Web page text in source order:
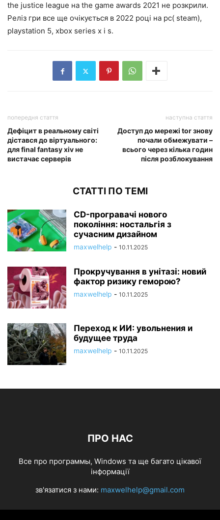
the justice league на the game awards 2021 не розкрили.
Реліз гри все ще очікується в 2022 році на pc( steam),
playstation 5, xbox series x і s.
попередня стаття
Дефіцит в реальному світі
дістався до віртуального:
для final fantasy xiv не
вистачає серверів
наступна стаття
Доступ до мережі tor знову
почали обмежувати –
всього через кілька годин
після розблокування
СТАТТІ ПО ТЕМІ
CD-програвачі нового
покоління: ностальгія з
сучасним дизайном
maxwelhelp - 10.11.2025
Прокручування в унітазі: новий
фактор ризику геморою?
maxwelhelp - 10.11.2025
Переход к ИИ: увольнения и
будущее труда
maxwelhelp - 10.11.2025
ПРО НАС
Все про программы, Windows та ще багато цікавої
інформації
зв'язатися з нами: maxwelhelp@gmail.com